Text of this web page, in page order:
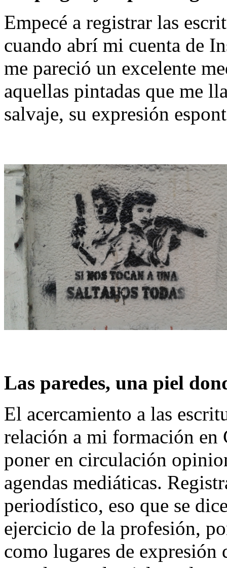
Empecé a registrar las
cuando abrí mi cuenta de
me pareció un excelente
aquellas pintadas que me
salvaje, su expresión
Las paredes, una piel
El acercamiento a las
relación a mi formación en
poner en circulación
agendas mediáticas.
periodístico, eso que se
ejercicio de la profesión,
como lugares de expresión